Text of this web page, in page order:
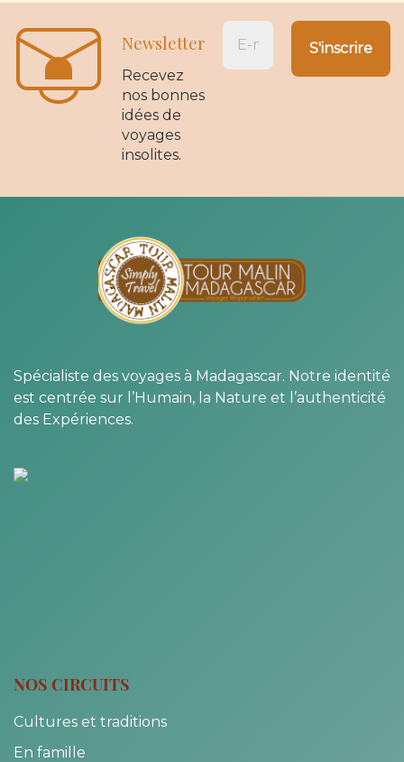
Newsletter
Recevez
nos bonnes
idées de
voyages
insolites.
Spécialiste des voyages à Madagascar. Notre identité
est centrée sur l’Humain, la Nature et l’authenticité
des Expériences.
NOS CIRCUITS
Cultures et traditions
En famille